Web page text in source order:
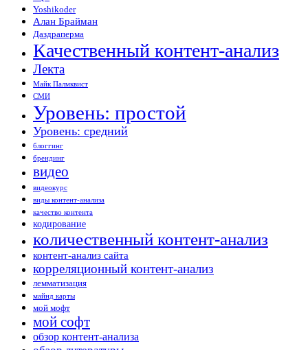
Yoshikoder
Алан Брайман
Даздраперма
Качественный контент-анализ
Лекта
Майк Палмквист
СМИ
Уровень: простой
Уровень: средний
блоггинг
брендинг
видео
видеокурс
виды контент-анализа
качество контента
кодирование
количественный контент-анализ
контент-анализ сайта
корреляционный контент-анализ
лемматизация
майнд карты
мой мофт
мой софт
обзор контент-анализа